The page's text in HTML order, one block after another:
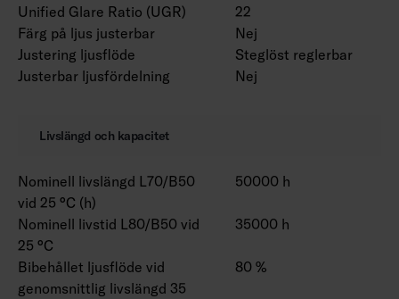
Unified Glare Ratio (UGR)
22
Färg på ljus justerbar
Nej
Justering ljusflöde
Steglöst reglerbar
Justerbar ljusfördelning
Nej
Livslängd och kapacitet
Nominell livslängd L70/B50
vid 25 °C (h)
50000 h
Nominell livstid L80/B50 vid
25 °C
35000 h
Bibehållet ljusflöde vid
genomsnittlig livslängd 35
80 %